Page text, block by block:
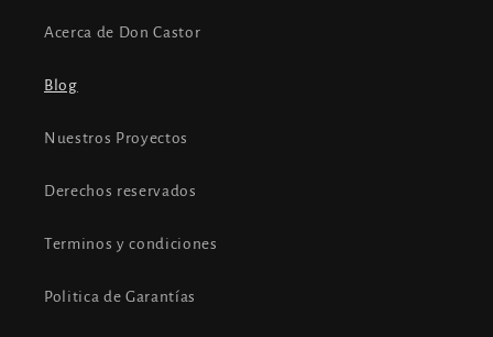
Acerca de Don Castor
Blog
Nuestros Proyectos
Derechos reservados
Terminos y condiciones
Politica de Garantías